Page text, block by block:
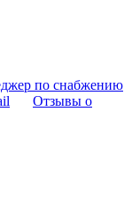
по снабжению
Отзывы о